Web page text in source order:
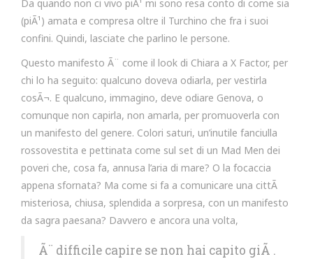
Da quando non ci vivo piÃ¹ mi sono resa conto di come sia
(piÃ¹) amata e compresa oltre il Turchino che fra i suoi
confini. Quindi, lasciate che parlino le persone.
Questo manifesto Ã¨ come il look di Chiara a X Factor, per
chi lo ha seguito: qualcuno doveva odiarla, per vestirla
cosÃ¬. E qualcuno, immagino, deve odiare Genova, o
comunque non capirla, non amarla, per promuoverla con
un manifesto del genere. Colori saturi, un’inutile fanciulla
rossovestita e pettinata come sul set di un Mad Men dei
poveri che, cosa fa, annusa l’aria di mare? O la focaccia
appena sfornata? Ma come si fa a comunicare una cittÃ
misteriosa, chiusa, splendida a sorpresa, con un manifesto
da sagra paesana? Davvero e ancora una volta,
Ã¨ difficile capire se non hai capito giÃ .